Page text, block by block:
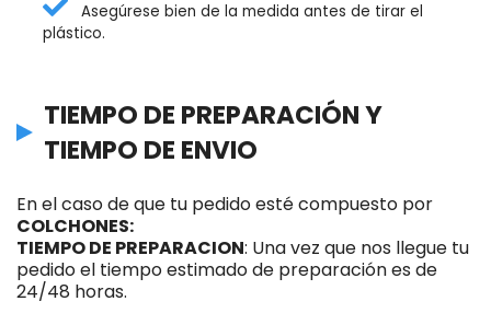
Asegúrese bien de la medida antes de tirar el
plástico.
TIEMPO DE PREPARACIÓN Y
TIEMPO DE ENVIO
En el caso de que tu pedido esté compuesto por
COLCHONES:
TIEMPO DE PREPARACION: Una vez que nos llegue tu
pedido el tiempo estimado de preparación es de
24/48 horas.